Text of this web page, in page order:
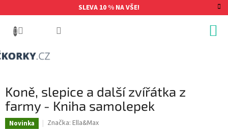
na
SLEVA 10 % NA VŠE!
Koně, slepice a další zvířátka z
farmy - Kniha samolepek
Novinka Značka: Ella&Max